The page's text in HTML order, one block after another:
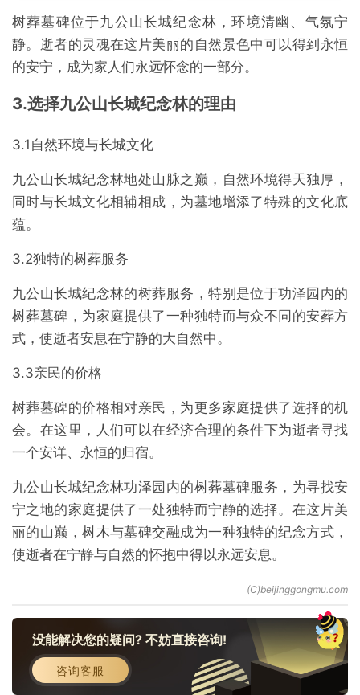
树葬墓碑位于九公山长城纪念林，环境清幽、气氛宁
静。逝者的灵魂在这片美丽的自然景色中可以得到永恒
的安宁，成为家人们永远怀念的一部分。
3.选择九公山长城纪念林的理由
3.1自然环境与长城文化
九公山长城纪念林地处山脉之巅，自然环境得天独厚，
同时与长城文化相辅相成，为墓地增添了特殊的文化底
蕴。
3.2独特的树葬服务
九公山长城纪念林的树葬服务，特别是位于功泽园内的
树葬墓碑，为家庭提供了一种独特而与众不同的安葬方
式，使逝者安息在宁静的大自然中。
3.3亲民的价格
树葬墓碑的价格相对亲民，为更多家庭提供了选择的机
会。在这里，人们可以在经济合理的条件下为逝者寻找
一个安详、永恒的归宿。
九公山长城纪念林功泽园内的树葬墓碑服务，为寻找安
宁之地的家庭提供了一处独特而宁静的选择。在这片美
丽的山巅，树木与墓碑交融成为一种独特的纪念方式，
使逝者在宁静与自然的怀抱中得以永远安息。
没能解决您的疑问? 不妨直接咨询!
咨询客服